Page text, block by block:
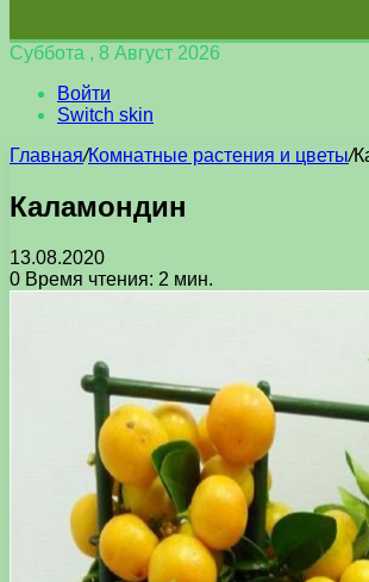
Суббота , 8 Август 2026
Войти
Switch skin
Главная/Комнатные растения и цветы/
Каламондин
13.08.2020
0 Время чтения: 2 мин.